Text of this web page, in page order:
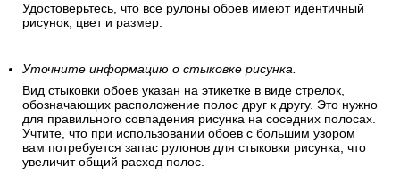
Удостоверьтесь, что все рулоны обоев имеют идентичный
рисунок, цвет и размер.
Уточните информацию о стыковке рисунка.
Вид стыковки обоев указан на этикетке в виде стрелок,
обозначающих расположение полос друг к другу. Это нужно
для правильного совпадения рисунка на соседних полосах.
Учтите, что при использовании обоев с большим узором
вам потребуется запас рулонов для стыковки рисунка, что
увеличит общий расход полос.